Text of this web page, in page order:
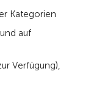
Kategorien
auf
Verfügung),